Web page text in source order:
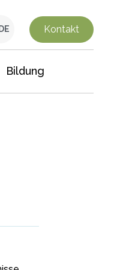
DE Kontakt
Bildung